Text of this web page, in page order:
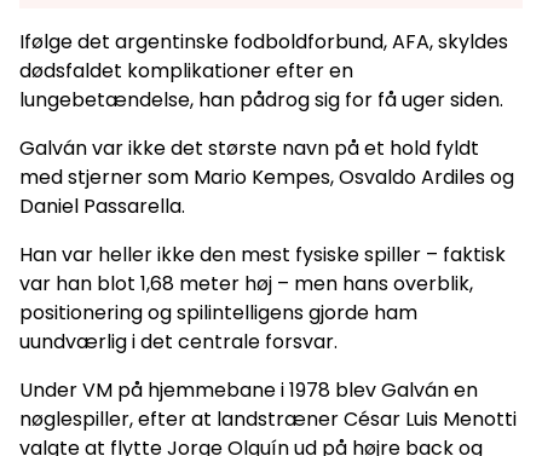
Ifølge det argentinske fodboldforbund, AFA, skyldes
dødsfaldet komplikationer efter en
lungebetændelse, han pådrog sig for få uger siden.
Galván var ikke det største navn på et hold fyldt
med stjerner som Mario Kempes, Osvaldo Ardiles og
Daniel Passarella.
Han var heller ikke den mest fysiske spiller – faktisk
var han blot 1,68 meter høj – men hans overblik,
positionering og spilintelligens gjorde ham
uundværlig i det centrale forsvar.
Under VM på hjemmebane i 1978 blev Galván en
nøglespiller, efter at landstræner César Luis Menotti
valgte at flytte Jorge Olguín ud på højre back og